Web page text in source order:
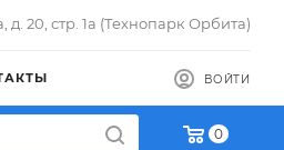
д. 20, стр. 1а (Технопарк Орбита)
ВОЙТИ
0